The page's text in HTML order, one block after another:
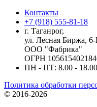
Контакты
+7 (918) 555-81-18
г. Таганрог,
ул. Лесная Биржа,
ООО "Фабрика"
ОГРН
ПН - ПТ: 8.00 - 18.00
Политика обработки
© 2016-2026